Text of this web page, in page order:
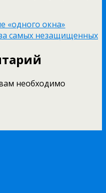
«одного окна»
самых незащищенных
необходимо